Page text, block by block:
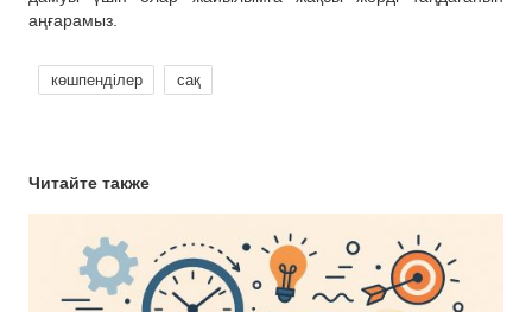
аңғарамыз.
көшпенділер сақ
Читайте также